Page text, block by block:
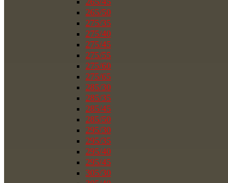
265/50
275/35
275/40
275/45
275/55
275/60
275/65
285/30
285/35
285/45
285/50
295/30
295/35
295/40
295/45
305/30